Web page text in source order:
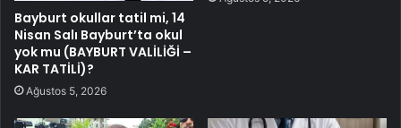
Bayburt okullar tatil mi, 14
Nisan Salı Bayburt’ta okul
yok mu (BAYBURT VALİLİĞİ –
KAR TATİLİ)?
Ağustos 5, 2026